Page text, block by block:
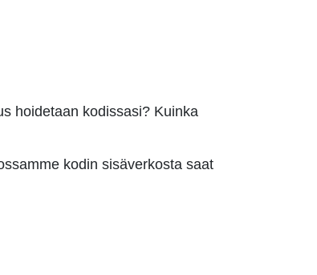
hoidetaan kodissasi? Kuinka
kodin sisäverkosta saat